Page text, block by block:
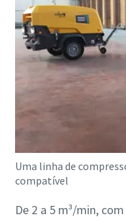
Uma linha de
compatível
De 2 a 5 m³/min,